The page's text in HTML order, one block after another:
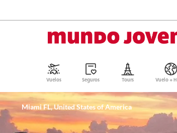
Vuelos Seguros Tours Vuelo +
Miami FL, United States of America